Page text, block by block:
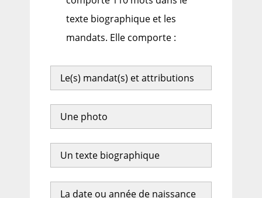
texte biographique et les
mandats. Elle comporte :
Le(s) mandat(s) et attributions
Une photo
Un texte biographique
La date ou année de naissance